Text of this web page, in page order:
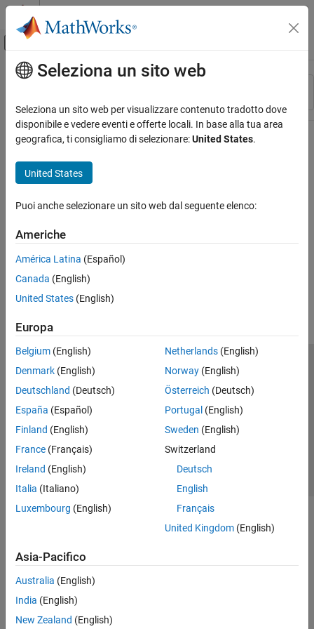
Vai al contenuto
Attiva/disattiva menu di navigazione
Risorsa
Stato
Contenuto principale
Seleziona un sito web
Seleziona un sito web per visualizzare contenuto tradotto dove
disponibile e vedere eventi e offerte locali. In base alla tua area
geografica, ti consigliamo di selezionare:United States.
United States
Puoi anche selezionare un sito web dal seguente elenco:
Americhe
América Latina (Español)
Canada (English)
United States (English)
Europa
Belgium (English)
Denmark (English)
Deutschland (Deutsch)
España (Español)
Finland (English)
France (Français)
Ireland (English)
Italia (Italiano)
Luxembourg (English)
Netherlands(English)
Norway(English)
Österreich (Deutsch)
Portugal (English)
Sweden (English)
Switzerland
Deutsch
English
Français
United Kingdom(English)
Asia-Pacifico
Australia (English)
India (English)
New Zealand (English)
Centro di fiducia
Informativa sulla privacy
Antipirateria
Stato dell'applicazione
Contatti
© 1994-2026 The MathWorks, Inc.